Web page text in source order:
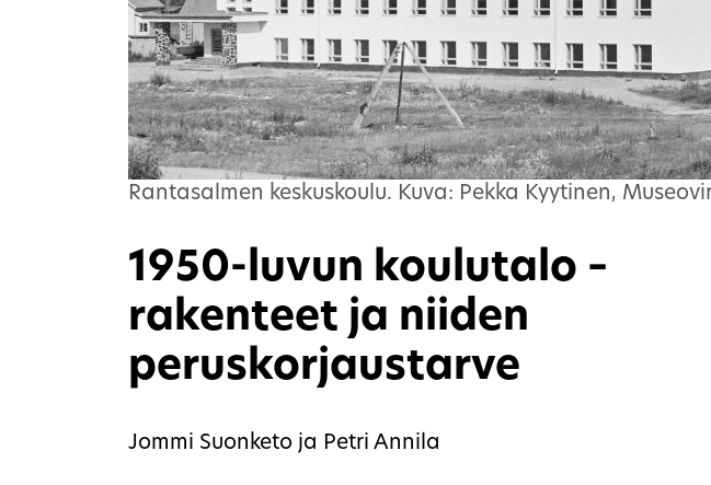
Rantasalmen keskuskoulu. Kuva: Pekka Kyytinen,
1950-luvun koulutalo –
rakenteet ja niiden
peruskorjaustarve
Jommi Suonketo ja Petri Annila